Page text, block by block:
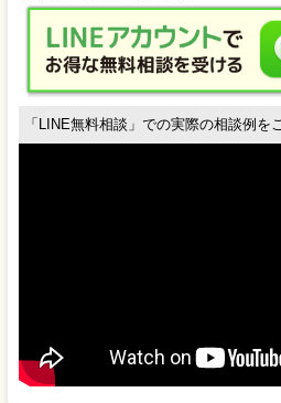
「LINE無料相談」での実際の相談例を